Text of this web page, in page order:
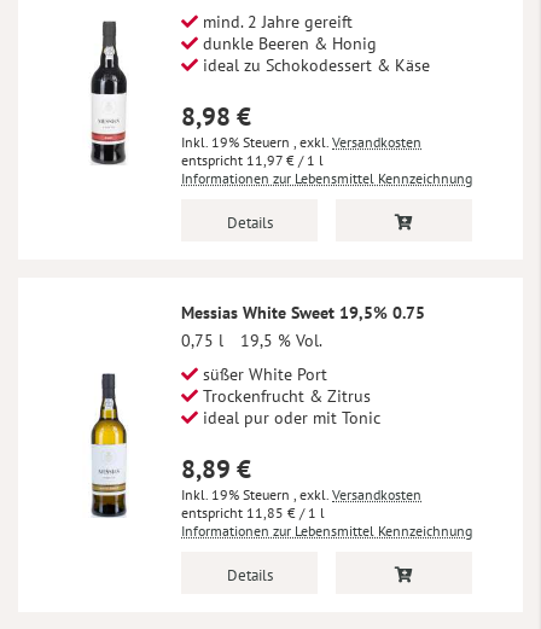
mind. 2 Jahre gereift
dunkle Beeren & Honig
ideal zu Schokodessert & Käse
8,98 €
Inkl. 19% Steuern , exkl. Versandkosten
11,97 € / 1 l
Informationen zur Lebensmittel Kennzeichnung
Details
Messias White Sweet 19,5% 0.75
0,75 l
19,5 % Vol.
süßer White Port
Trockenfrucht & Zitrus
ideal pur oder mit Tonic
8,89 €
Inkl. 19% Steuern , exkl. Versandkosten
11,85 € / 1 l
Informationen zur Lebensmittel Kennzeichnung
Details